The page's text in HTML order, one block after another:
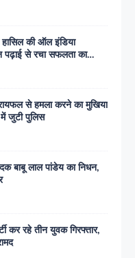
की ऑल इंडिया
से रचा सफलता का
से हमला करने का मुखिया
जुटी पुलिस
बाबू लाल पांडेय का निधन,
कर रहे तीन युवक गिरफ्तार,